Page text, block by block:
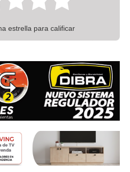
estrella para calificar